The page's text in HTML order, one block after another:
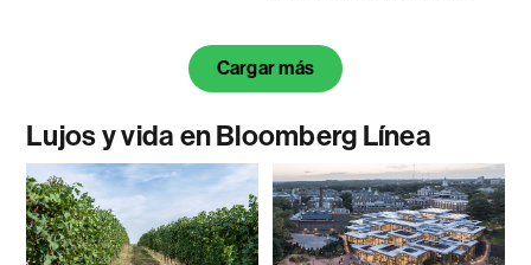
Cargar más
Lujos y vida en Bloomberg Línea